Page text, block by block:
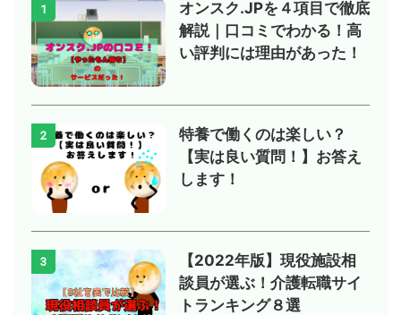
1
オンスク.JPを４項目で徹底
解説｜口コミでわかる！高
い評判には理由があった！
2
特養で働くのは楽しい？
【実は良い質問！】お答え
します！
3
【2022年版】現役施設相
談員が選ぶ！介護転職サイ
トランキング８選